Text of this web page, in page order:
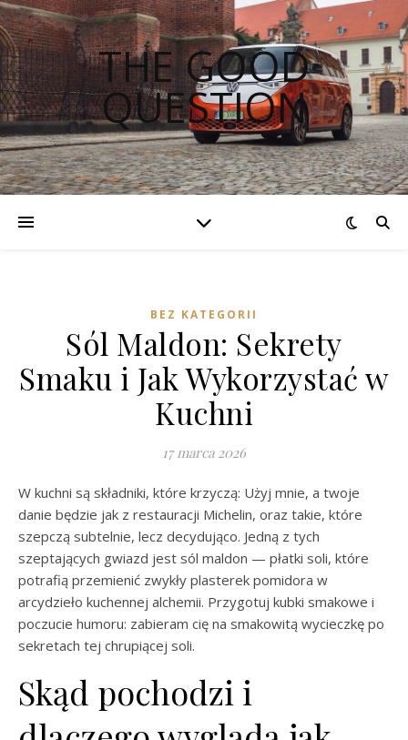
THE GOOD
QUESTION
BEZ KATEGORII
Sól Maldon: Sekrety
Smaku i Jak Wykorzystać w
Kuchni
17 marca 2026
W kuchni są składniki, które krzyczą: Użyj mnie, a twoje
danie będzie jak z restauracji Michelin, oraz takie, które
szepczą subtelnie, lecz decydująco. Jedną z tych
szeptających gwiazd jest sól maldon — płatki soli, które
potrafią przemienić zwykły plasterek pomidora w
arcydzieło kuchennej alchemii. Przygotuj kubki smakowe i
poczucie humoru: zabieram cię na smakowitą wycieczkę po
sekretach tej chrupiącej soli.
Skąd pochodzi i